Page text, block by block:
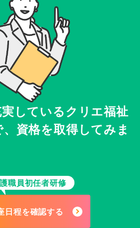
している クリエ福祉
資格を取得してみま
職員初任者研修
日程を確認する